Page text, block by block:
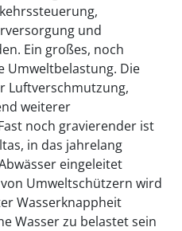
und
Ein großes, noch
Umweltbelastung. Die
Luftverschmutzung,
weiterer
noch gravierender ist
in das jahrelang
eingeleitet
Umweltschützern wird
Wasserknappheit
Wasser zu belastet sein